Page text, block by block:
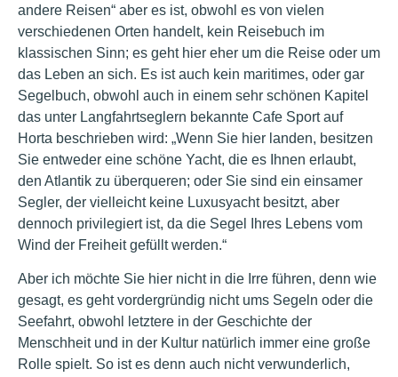
andere Reisen“ aber es ist, obwohl es von vielen
verschiedenen Orten handelt, kein Reisebuch im
klassischen Sinn; es geht hier eher um die Reise oder um
das Leben an sich. Es ist auch kein maritimes, oder gar
Segelbuch, obwohl auch in einem sehr schönen Kapitel
das unter Langfahrtseglern bekannte Cafe Sport auf
Horta beschrieben wird: „Wenn Sie hier landen, besitzen
Sie entweder eine schöne Yacht, die es Ihnen erlaubt,
den Atlantik zu überqueren; oder Sie sind ein einsamer
Segler, der vielleicht keine Luxusyacht besitzt, aber
dennoch privilegiert ist, da die Segel Ihres Lebens vom
Wind der Freiheit gefüllt werden.“
Aber ich möchte Sie hier nicht in die Irre führen, denn wie
gesagt, es geht vordergründig nicht ums Segeln oder die
Seefahrt, obwohl letztere in der Geschichte der
Menschheit und in der Kultur natürlich immer eine große
Rolle spielt. So ist es denn auch nicht verwunderlich,